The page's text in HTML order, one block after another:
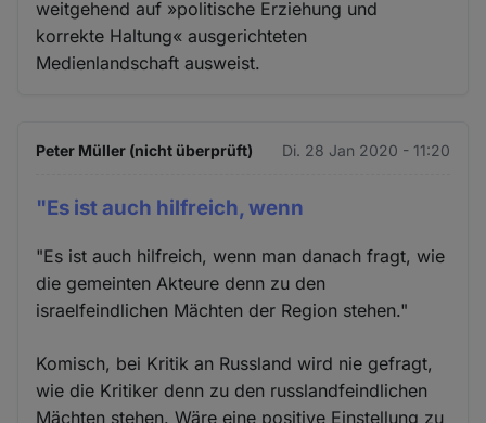
weitgehend auf »politische Erziehung und
korrekte Haltung« ausgerichteten
Medienlandschaft ausweist.
Peter Müller (nicht überprüft) Di. 28 Jan 2020 - 11:20
"Es ist auch hilfreich, wenn
"Es ist auch hilfreich, wenn man danach fragt, wie
die gemeinten Akteure denn zu den
israelfeindlichen Mächten der Region stehen."
Komisch, bei Kritik an Russland wird nie gefragt,
wie die Kritiker denn zu den russlandfeindlichen
Mächten stehen. Wäre eine positive Einstellung zu